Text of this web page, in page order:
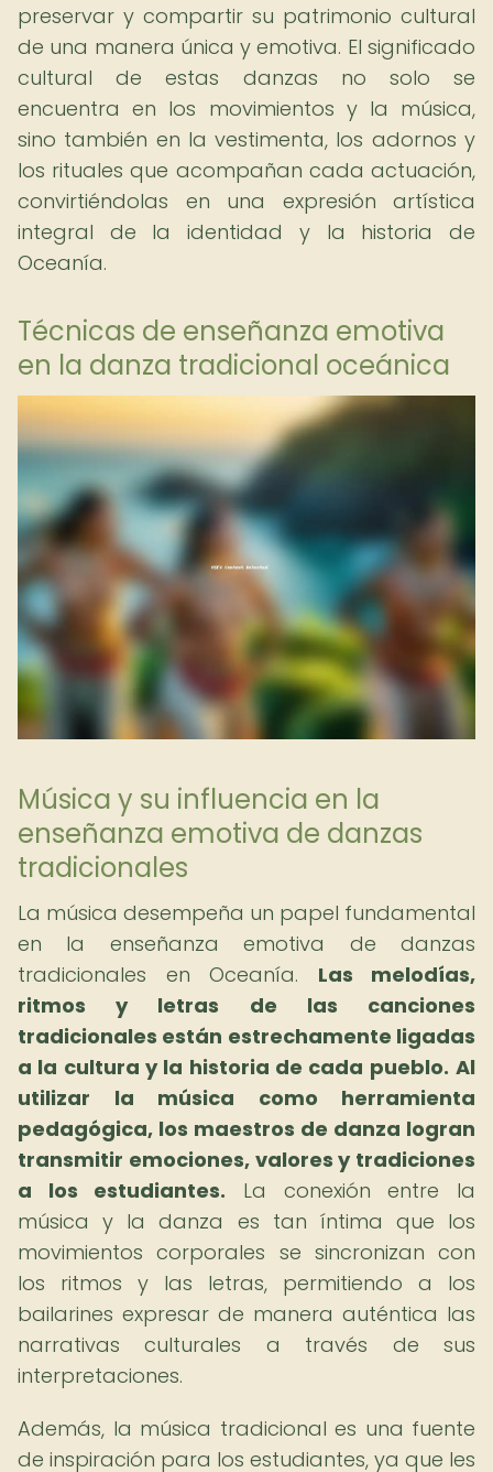
preservar y compartir su patrimonio cultural
de una manera única y emotiva. El significado
cultural de estas danzas no solo se
encuentra en los movimientos y la música,
sino también en la vestimenta, los adornos y
los rituales que acompañan cada actuación,
convirtiéndolas en una expresión artística
integral de la identidad y la historia de
Oceanía.
Técnicas de enseñanza emotiva
en la danza tradicional oceánica
Música y su influencia en la
enseñanza emotiva de danzas
tradicionales
La música desempeña un papel fundamental
en la enseñanza emotiva de danzas
tradicionales en Oceanía. Las melodías,
ritmos y letras de las canciones
tradicionales están estrechamente ligadas
a la cultura y la historia de cada pueblo. Al
utilizar la música como herramienta
pedagógica, los maestros de danza logran
transmitir emociones, valores y tradiciones
a los estudiantes. La conexión entre la
música y la danza es tan íntima que los
movimientos corporales se sincronizan con
los ritmos y las letras, permitiendo a los
bailarines expresar de manera auténtica las
narrativas culturales a través de sus
interpretaciones.
Además, la música tradicional es una fuente
de inspiración para los estudiantes, ya que les